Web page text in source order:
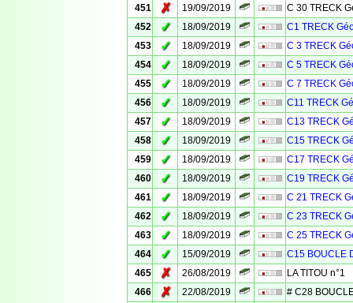
451
✗ 19/09/2019
C 30 TRECK
452
✓ 18/09/2019
C1 TRECK
453
✓ 18/09/2019
C 3 TRECK
454
✓ 18/09/2019
C 5 TRECK
455
✓ 18/09/2019
C 7 TRECK
456
✓ 18/09/2019
C11 TRECK
457
✓ 18/09/2019
C13 TRECK
458
✓ 18/09/2019
C15 TRECK
459
✓ 18/09/2019
C17 TRECK
460
✓ 18/09/2019
C19 TRECK
461
✓ 18/09/2019
C 21 TRECK
462
✓ 18/09/2019
C 23 TRECK
463
✓ 18/09/2019
C 25 TRECK
464
✓ 15/09/2019
C15 BOUCLE
465
✗ 26/08/2019
LA TITOU n°1
466
✗ 22/08/2019
# C28